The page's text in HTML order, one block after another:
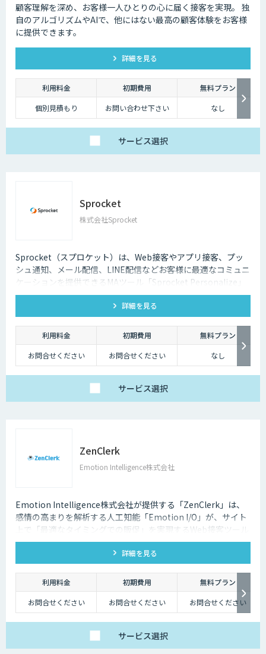
顧客理解を深め、お客様一人ひとりの心に届く接客を実現。 独
自のアルゴリズムやAIで、他にはない最高の顧客体験をお客様
に提供できます。
詳細を見る
利用料金 初期費用
無料プラン
個別見積もり
お問い合わせ下さい なし
サービス選択
Sprocket
株式会社Sprocket
Sprocket（スプロケット）は、Web接客やアプリ接客、プッ
シュ通知、メール配信、LINE配信などお客様に最適なコミュニ
ケーションを提供できるMAツール「Sprocket Personalize」
を提供しています。
詳細を見る
利用料金 初期費用
無料プラン
お問合せください
お問合せください なし
サービス選択
ZenClerk
Emotion Intelligence株式会社
Emotion Intelligence株式会社が提供する「ZenClerk」は、
感情の高まりを解析する人工知能「Emotion I/O」が、サイト
上で「最適なタイミングでの販促」を実現するWeb接客ツール
です。
詳細を見る
利用料金 初期費用
無料プラン
お問合せください
お問合せください お問合せください
サービス選択